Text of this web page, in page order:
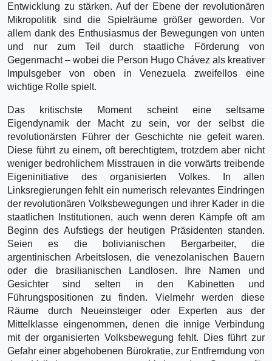
Entwicklung zu stärken. Auf der Ebene der revolutionären
Mikropolitik sind die Spielräume größer geworden. Vor
allem dank des Enthusiasmus der Bewegungen von unten
und nur zum Teil durch staatliche Förderung von
Gegenmacht – wobei die Person Hugo Chávez als kreativer
Impulsgeber von oben in Venezuela zweifellos eine
wichtige Rolle spielt.
Das kritischste Moment scheint eine seltsame
Eigendynamik der Macht zu sein, vor der selbst die
revolutionärsten Führer der Geschichte nie gefeit waren.
Diese führt zu einem, oft berechtigtem, trotzdem aber nicht
weniger bedrohlichem Misstrauen in die vorwärts treibende
Eigeninitiative des organisierten Volkes. In allen
Linksregierungen fehlt ein numerisch relevantes Eindringen
der revolutionären Volksbewegungen und ihrer Kader in die
staatlichen Institutionen, auch wenn deren Kämpfe oft am
Beginn des Aufstiegs der heutigen Präsidenten standen.
Seien es die bolivianischen Bergarbeiter, die
argentinischen Arbeitslosen, die venezolanischen Bauern
oder die brasilianischen Landlosen. Ihre Namen und
Gesichter sind selten in den Kabinetten und
Führungspositionen zu finden. Vielmehr werden diese
Räume durch Neueinsteiger oder Experten aus der
Mittelklasse eingenommen, denen die innige Verbindung
mit der organisierten Volksbewegung fehlt. Dies führt zur
Gefahr einer abgehobenen Bürokratie, zur Entfremdung von